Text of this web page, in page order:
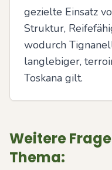
gezielte Einsatz
Struktur,
wodurch
langlebiger,
Toskana gilt.
Weitere
Thema: